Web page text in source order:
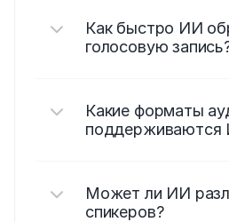
Как быстро ИИ
голосовую
Какие форматы
поддерживаются
Может ли ИИ
спикеров?